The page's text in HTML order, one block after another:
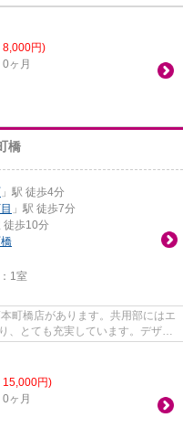
8,000円)
ヶ月
橋
」駅 徒歩4分
」駅 徒歩7分
徒歩10分
1室
町橋店があります。共用部にはエ
、とても充実しています。デザイ
15,000円)
ヶ月